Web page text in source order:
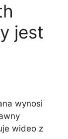
jest
wynosi
wideo z